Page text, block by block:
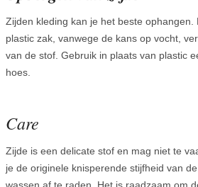
Zijden kleding kan je het beste ophangen.
plastic zak, vanwege de kans op vocht,
van de stof. Gebruik in plaats van plastic
hoes.
Care
Zijde is een delicate stof en mag niet te
je de originele knisperende stijfheid van